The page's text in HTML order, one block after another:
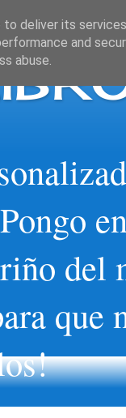
del
que
deliver its
and
abuse.